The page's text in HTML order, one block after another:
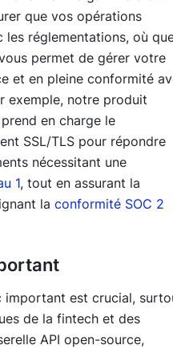
que vos opérations
réglementations, où
permet de gérer votre
et en pleine conformité
exemple, notre produit
prend en charge le
SSL/TLS pour répondre
nécessitant une
1, tout en assurant la
la conformité SOC 2
important est crucial,
de la fintech et des
API open-source,